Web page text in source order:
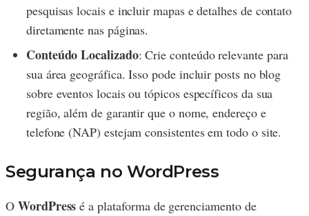
pesquisas locais e incluir mapas e detalhes de contato
diretamente nas páginas.
Conteúdo Localizado: Crie conteúdo relevante para
sua área geográfica. Isso pode incluir posts no blog
sobre eventos locais ou tópicos específicos da sua
região, além de garantir que o nome, endereço e
telefone (NAP) estejam consistentes em todo o site.
Segurança no WordPress
O WordPress é a plataforma de gerenciamento de